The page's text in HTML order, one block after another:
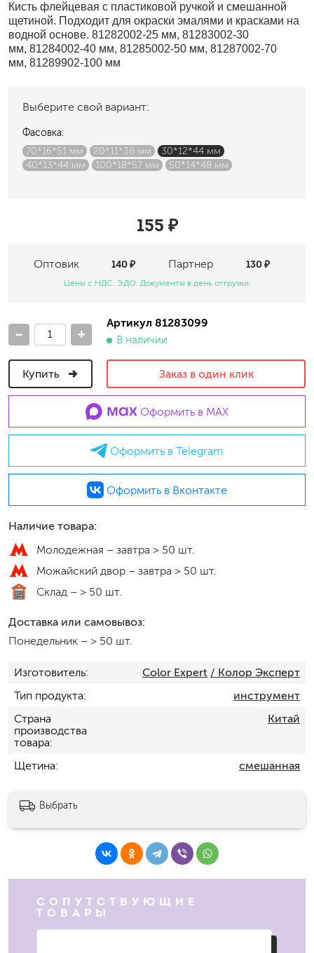
Кисть флейцевая с пластиковой ручкой и смешанной
щетиной. Подходит для окраски эмалями и красками на
водной основе. 81282002-25 мм, 81283002-30
мм, 81284002-40 мм, 81285002-50 мм, 81287002-70
мм, 81289902-100 мм
Выберите свой вариант:
Фасовка:
70*16*51 мм
20*11*38 мм
30*12*44 мм
40*13*44 мм
100*18*57 мм 50*14*48 мм
155 ₽
Оптовик Партнер
140 ₽ 130 ₽
Цены с НДС. ЭДО. Документы в день отгрузки.
- +
Артикул 81283099
В наличии
Купить Заказ в один клик
Оформить в MAX
Оформить в Telegram
Оформить в Вконтакте
Наличие товара:
Молодежная – завтра > 50 шт.
Можайский двор – завтра > 50 шт.
Склад – > 50 шт.
Доставка или самовывоз:
Понедельник – > 50 шт.
Изготовитель Color Expert / Колор Эксперт
Тип продукта
инструмент
Страна
производства
товара
Китай
Щетина смешанная
Выбрать
СОПУТСТВУЮЩИЕ
ТОВАРЫ